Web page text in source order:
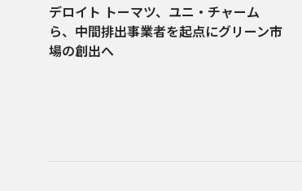
デロイト トーマツ、ユニ・チャーム
ら、中間排出事業者を起点にグリーン市
場の創出へ